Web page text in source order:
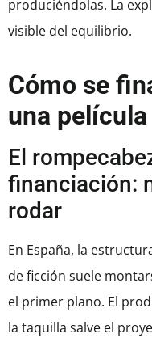
produciéndolas. La
visible del equilibrio.
Cómo se
una película
El
financiación:
rodar
En España, la
de ficción suele
el primer plano. El
la taquilla salve el